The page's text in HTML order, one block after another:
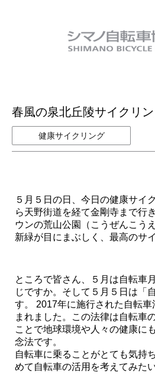
春風の泉北丘陵サイクリ
健康サイクリング
５月５日の日、今日の健康サイ
ら天野街道を経て金剛寺まで行
ウンの荒山公園（こうぜんこう
新緑が目にまぶしく、最高のサ
ところで皆さん、５月は自転車
じですか。そして５月５日は「
す。 2017年に施行された自転
まれました。この法律は自転車
ことで地球環境や人々の健康に
念法です。
自転車に乗ることがとても気持
めて自転車の活用を考えてみた